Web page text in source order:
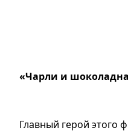
«Чарли и
Главный герой этого